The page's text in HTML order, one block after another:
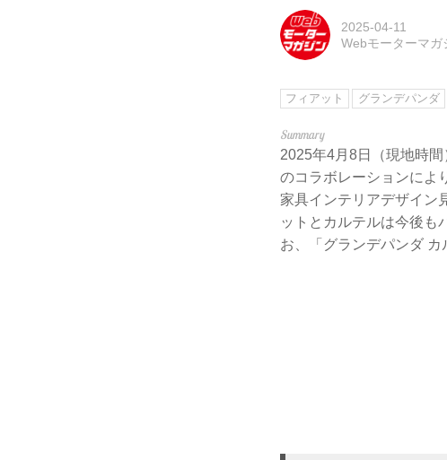
2025-04-11
Webモーターマガ
フィアット グランデパンダ
2025年4月8日（現地時
のコラボレーションによ
家具インテリアデザイン
ットとカルテルは今後も
お、「グランデパンダ カ